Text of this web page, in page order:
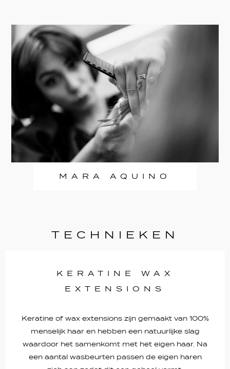
MARA AQUINO
TECHNIEKEN
KERATINE WAX
EXTENSIONS
Keratine of wax extensions zijn gemaakt van 100%
menselijk haar en hebben een natuurlijke slag
waardoor het samenkomt met het eigen haar. Na
een aantal wasbeurten passen de eigen haren